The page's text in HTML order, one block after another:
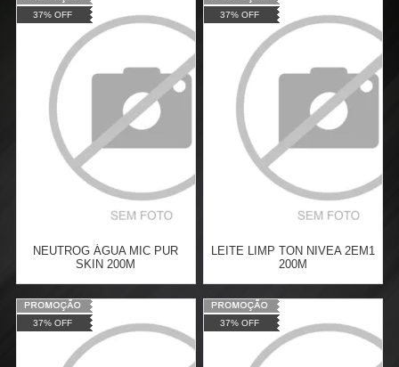
Varejo:
Atacado: R$ 2.550,90 (Apenas
Revendedor)
10 x
Cat:
COMPRAR
Varejo:
Atacado: R$ 2.550,90 (Apenas
Revendedor)
10
Cat:
COMPRAR
37% OFF
NEUTROG ÁGUA MIC PUR
SKIN 200M
Varejo:
Atacado: R$ 2.550,90 (Apenas
Revendedor)
Cat:
37% OFF
LEITE LIMP TON NIVEA 2EM1
200M
Varejo:
Atacado: R$ 2.550,90 (Apenas
Revendedor)
Cat:
37% OFF 37% OFF